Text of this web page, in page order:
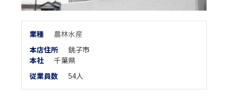
業種
農林水産
本店住所
銚子市
本社
千葉県
従業員数
54人